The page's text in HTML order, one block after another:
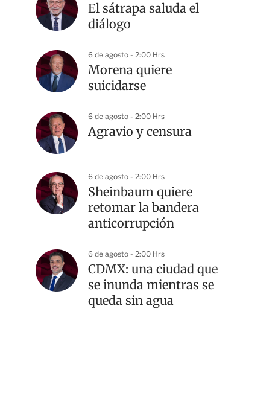
El sátrapa saluda el
diálogo
6 de agosto - 2:00 Hrs
Morena quiere
suicidarse
6 de agosto - 2:00 Hrs
Agravio y censura
6 de agosto - 2:00 Hrs
Sheinbaum quiere
retomar la bandera
anticorrupción
6 de agosto - 2:00 Hrs
CDMX: una ciudad que
se inunda mientras se
queda sin agua